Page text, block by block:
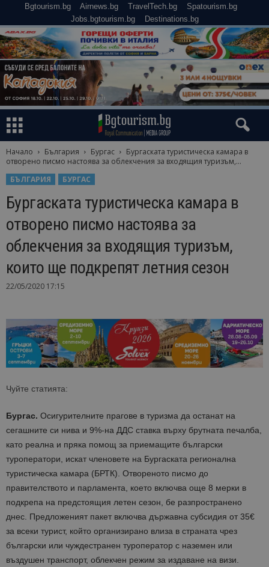
Bgtourism.bg Airnews.bg TravelTech.bg
Spatourism.bg
Jobs.bgtourism.bg
Destinations.bg
Начало България Бургас
Бургаската туристическа камара в
отворено писмо настоява за облекчения за входящия туризъм,...
БЪЛГАРИЯ
БУРГАС
Бургаската туристическа камара в
отворено писмо настоява за
облекчения за входящия туризъм,
които ще подкрепят летния сезон
22/05/2020 17:15
Чуйте статията:
Бургас. Осигурителните прагове в туризма да останат на
сегашните си нива и 9%-на ДДС ставка върху брутната печалба,
като реална и пряка помощ за приемащите български
туроператори, искат членовете на Бургаската регионална
туристическа камара (БРТК). Отвореното писмо до
правителството и парламента, което включва още 8 мерки в
подкрепа на предстоящия летен сезон, бе разпространено
днес. Предложеният пакет включва държавна субсидия от 35€
за всеки турист, който организирано влиза в страната чрез
български или чуждестранен туроператор с наземен или
въздушен транспорт, облекчен режим за издаване на визи.